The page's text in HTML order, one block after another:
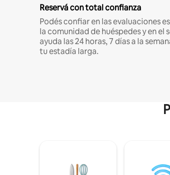
Reservá con total confianza
Podés confiar en las evaluaciones
la comunidad de huéspedes y en el
ayuda las 24 horas, 7 días a la
tu estadía larga.